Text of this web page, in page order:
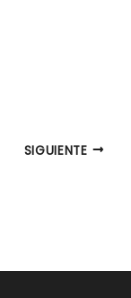
SIGUIENTE